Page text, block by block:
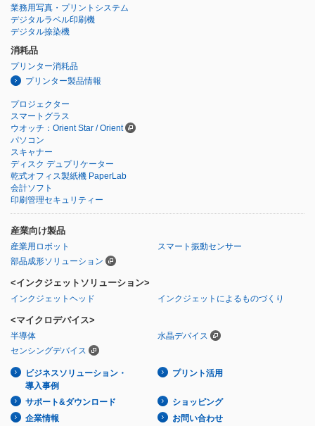
業務用写真・プリントシステム
デジタルラベル印刷機
デジタル捺染機
消耗品
プリンター消耗品
プリンター製品情報
プロジェクター
スマートグラス
ウオッチ：Orient Star / Orient
パソコン
スキャナー
ディスク デュプリケーター
乾式オフィス製紙機 PaperLab
会計ソフト
印刷管理セキュリティー
産業向け製品
産業用ロボット
スマート振動センサー
部品成形ソリューション
<インクジェットソリューション>
インクジェットヘッド インクジェットによるものづくり
<マイクロデバイス>
半導体
水晶デバイス
センシングデバイス
ビジネスソリューション・
導入事例
プリント活用
サポート&ダウンロード
ショッピング
企業情報
お問い合わせ